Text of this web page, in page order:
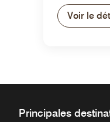
Voir le
Principales